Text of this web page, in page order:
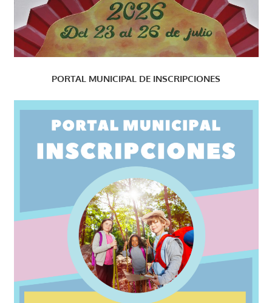
PORTAL MUNICIPAL DE INSCRIPCIONES